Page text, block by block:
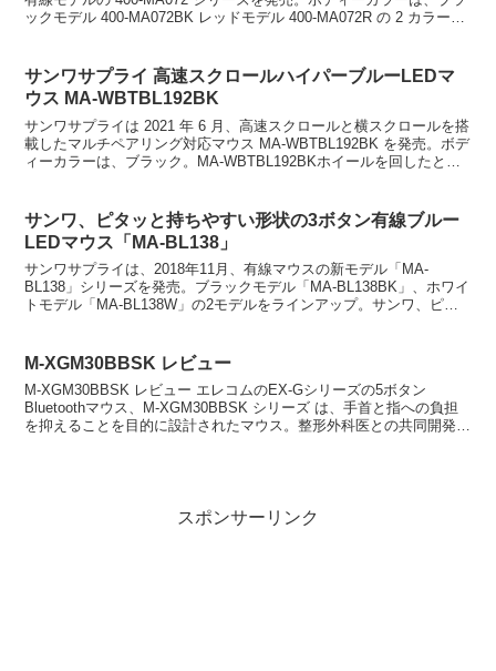
ックモデル 400-MA072BK レッドモデル 400-MA072R の 2 カラーを
サンワサプライ 高速スクロールハイパーブルーLEDマ
ウス MA-WBTBL192BK
サンワサプライは 2021 年 6 月、高速スクロールと横スクロールを搭
載したマルチペアリング対応マウス MA-WBTBL192BK を発売。ボデ
ィーカラーは、ブラック。MA-WBTBL192BKホイールを回したとき
サンワ、ピタッと持ちやすい形状の3ボタン有線ブルー
LEDマウス「MA-BL138」
サンワサプライは、2018年11月、有線マウスの新モデル「MA-
BL138」シリーズを発売。ブラックモデル「MA-BL138BK」、ホワイ
トモデル「MA-BL138W」の2モデルをラインアップ。サンワ、ピタ
M-XGM30BBSK レビュー
M-XGM30BBSK レビュー エレコムのEX-Gシリーズの5ボタン
Bluetoothマウス、M-XGM30BBSK シリーズ は、手首と指への負担
を抑えることを目的に設計されたマウス。整形外科医との共同開発に
スポンサーリンク